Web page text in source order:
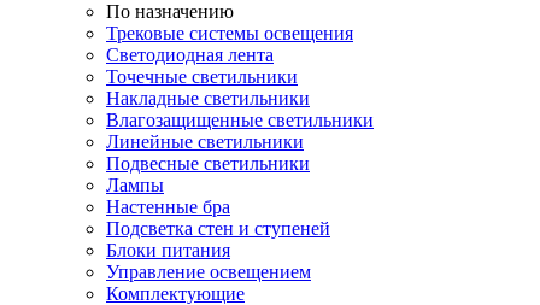
По назначению
Трековые системы освещения
Светодиодная лента
Точечные светильники
Накладные светильники
Влагозащищенные светильники
Линейные светильники
Подвесные светильники
Лампы
Настенные бра
Подсветка стен и ступеней
Блоки питания
Управление освещением
Комплектующие